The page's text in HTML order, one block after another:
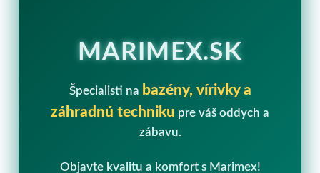
MARIMEX.SK
Špecialisti na bazény, vírivky a
záhradnú techniku pre váš oddych a
zábavu.
Objavte kvalitu a komfort s Marimex!